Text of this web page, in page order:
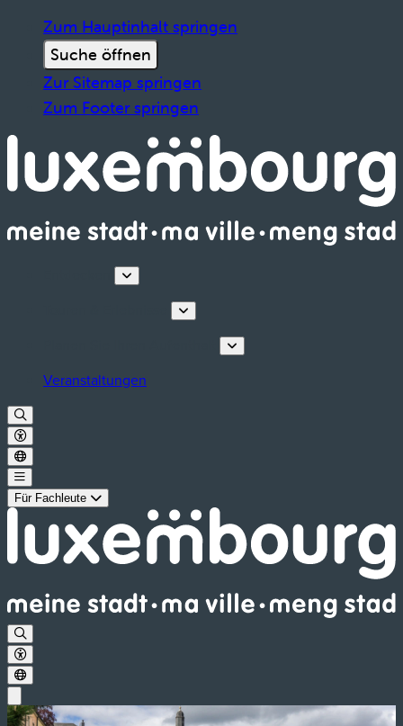
Zum Hauptinhalt springen
Suche öffnen
Zur Sitemap springen
Zum Footer springen
Veranstaltungen
Für Fachleute